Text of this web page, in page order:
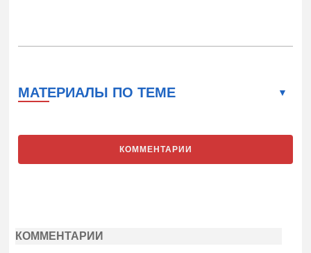
МАТЕРИАЛЫ ПО ТЕМЕ
КОММЕНТАРИИ
КОММЕНТАРИИ